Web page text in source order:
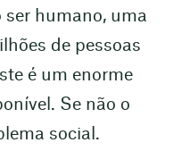
ser humano, uma
de pessoas
é um enorme
Se não o
social.